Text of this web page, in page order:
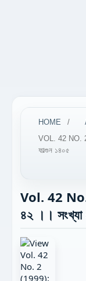
HOME /
VOL. 42 NO. 2
ফাল্গুন ১৪০৫
Vol. 42 No.
৪২ ।।